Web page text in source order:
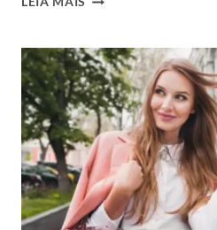
BOLSA
DE
CROCHÊ
SUPER
FÁCIL:
COMO
FAZER
E
DICAS